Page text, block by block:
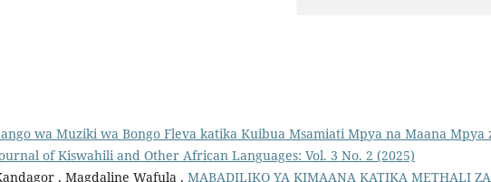
wa Muziki wa Bongo Fleva katika Kuibua Msamiati Mpya na Maana Mpya
of Kiswahili and Other African Languages: Vol. 3 No. 2 (2025)
, Magdaline Wafula , MABADILIKO YA KIMAANA KATIKA METHALI ZA